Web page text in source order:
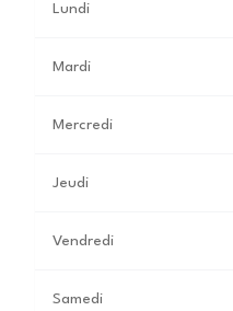
Lundi
Mardi
Mercredi
Jeudi
Vendredi
Samedi